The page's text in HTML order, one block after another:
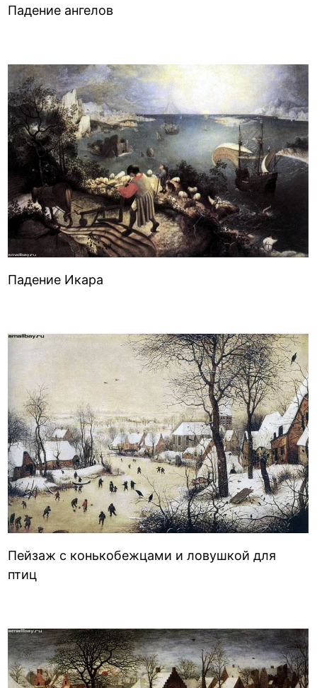
Падение ангелов
Падение Икара
Пейзаж с конькобежцами и ловушкой для
птиц